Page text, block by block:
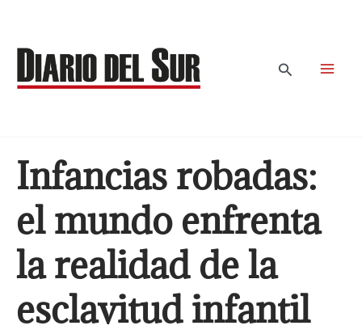
contenido
Buscar
Infancias robadas:
el mundo enfrenta
la realidad de la
esclavitud infantil